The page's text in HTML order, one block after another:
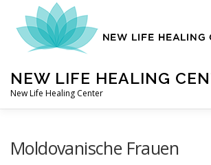
content
NEW LIFE HEALING
New Life Healing Center
Moldovanische Frauen